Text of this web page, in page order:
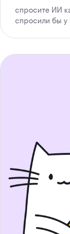
спросите ИИ
спросили бы у